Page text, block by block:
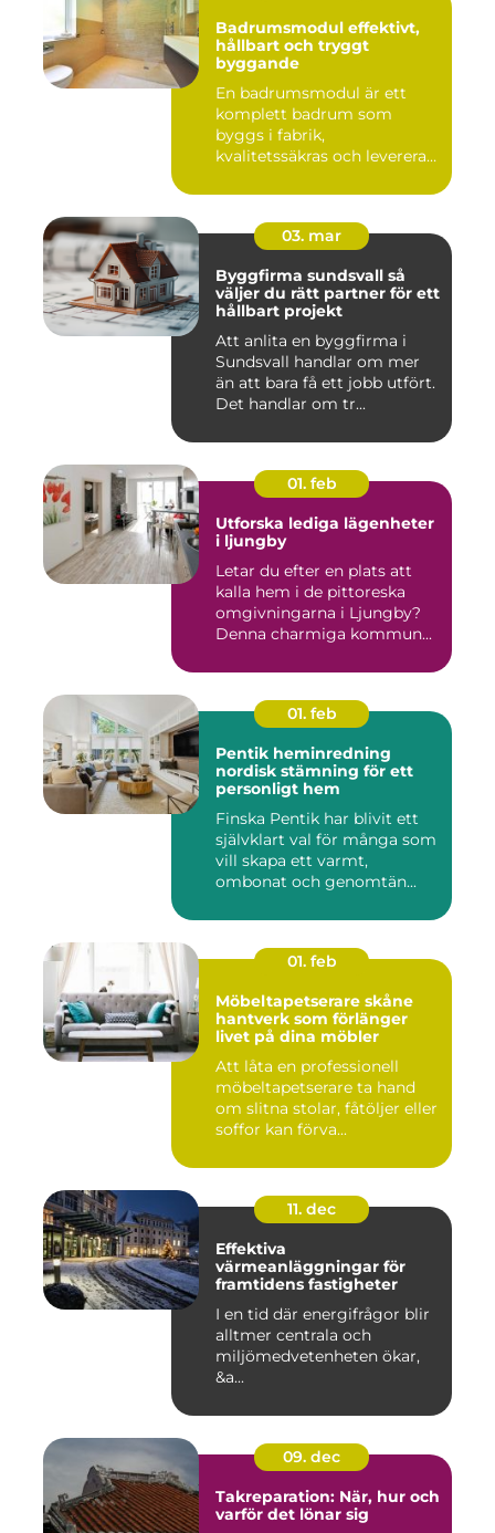
Badrumsmodul effektivt,
hållbart och tryggt
byggande
En badrumsmodul är ett
komplett badrum som
byggs i fabrik,
kvalitetssäkras och levereras
03. mar
Byggfirma sundsvall så
väljer du rätt partner för ett
hållbart projekt
Att anlita en byggfirma i
Sundsvall handlar om mer
än att bara få ett jobb utfört.
Det handlar om tr...
01. feb
Utforska lediga lägenheter
i ljungby
Letar du efter en plats att
kalla hem i de pittoreska
omgivningarna i Ljungby?
Denna charmiga kommun...
01. feb
Pentik heminredning
nordisk stämning för ett
personligt hem
Finska Pentik har blivit ett
självklart val för många som
vill skapa ett varmt,
ombonat och genomtän...
01. feb
Möbeltapetserare skåne
hantverk som förlänger
livet på dina möbler
Att låta en professionell
möbeltapetserare ta hand
om slitna stolar, fåtöljer eller
soffor kan förva...
11. dec
Effektiva
värmeanläggningar för
framtidens fastigheter
I en tid där energifrågor blir
alltmer centrala och
miljömedvetenheten ökar,
&a...
09. dec
Takreparation: När, hur och
varför det lönar sig